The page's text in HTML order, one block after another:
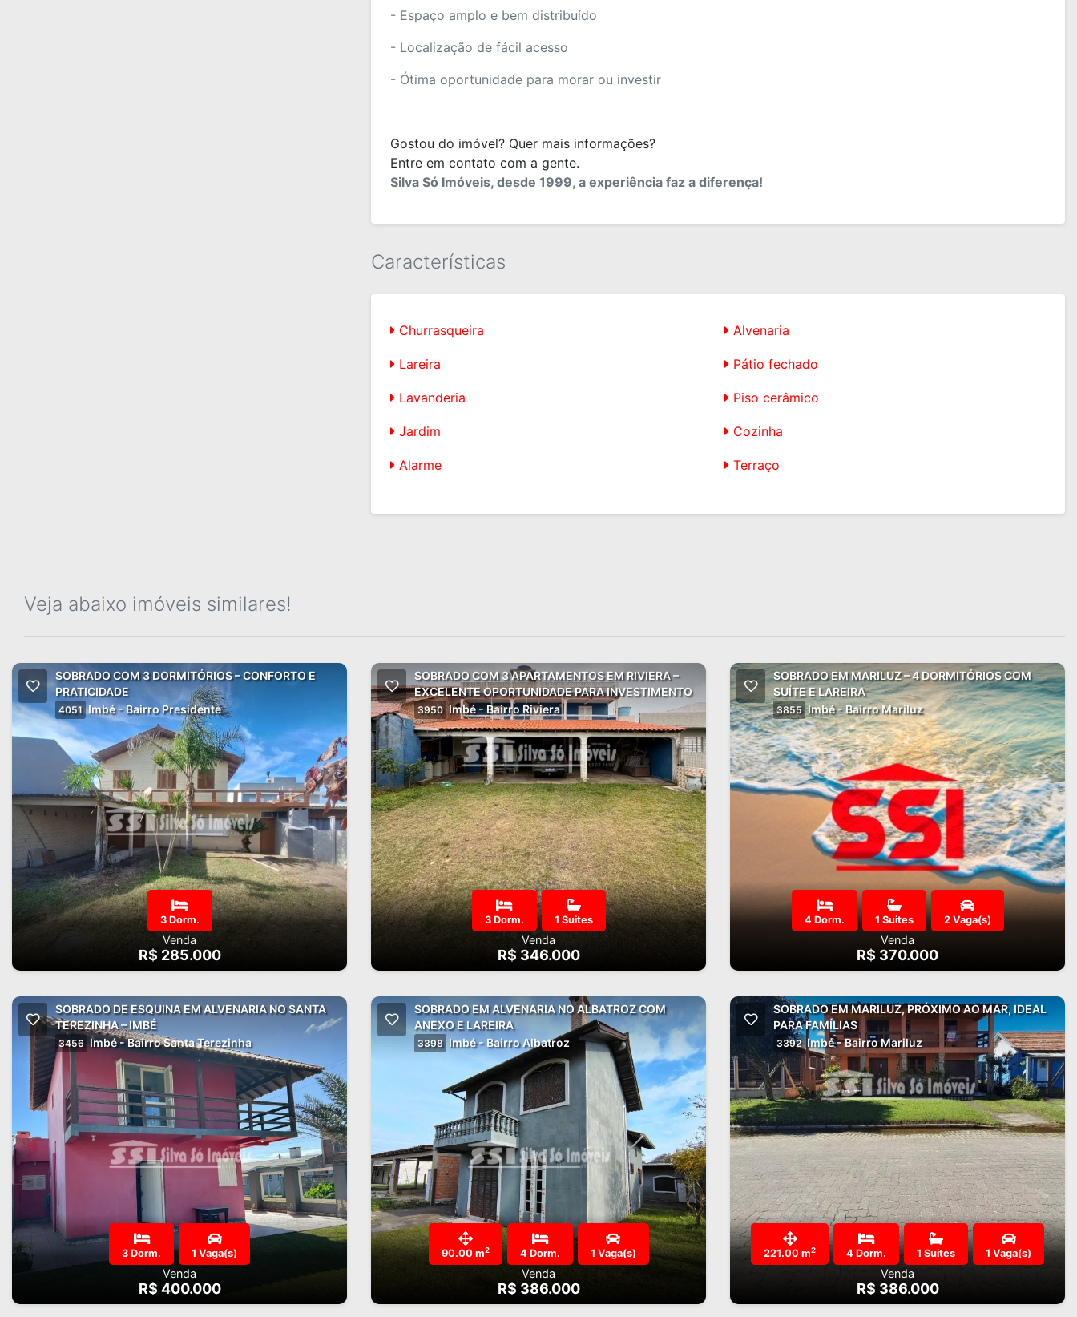
- Espaço amplo e bem distribuído
- Localização de fácil acesso
- Ótima oportunidade para morar ou investir
Gostou do imóvel? Quer mais informações?
Entre em contato com a gente.
Silva Só Imóveis, desde 1999, a experiência faz a diferença!
Características
Churrasqueira
Lareira
Lavanderia
Jardim
Alarme
Alvenaria
Pátio fechado
Piso cerâmico
Cozinha
Terraço
Veja abaixo imóveis similares!
SOBRADO COM 3 DORMITÓRIOS – CONFORTO E
PRATICIDADE
4051 Imbé - Bairro Presidente
3 Dorm.
Venda
R$ 285.000
SOBRADO COM 3 APARTAMENTOS EM RIVIERA –
EXCELENTE OPORTUNIDADE PARA INVESTIMENTO
3950 Imbé - Bairro Riviera
3 Dorm. 1 Suites
Venda
R$ 346.000
SOBRADO EM MARILUZ – 4 DORMITÓRIOS COM
SUÍTE E LAREIRA
3855 Imbé - Bairro Mariluz
4 Dorm. 1 Suites 2 Vaga(s)
Venda
R$ 370.000
SOBRADO DE ESQUINA EM ALVENARIA NO SANTA
TEREZINHA – IMBÉ
3456 Imbé - Bairro Santa Terezinha
3 Dorm. 1 Vaga(s)
Venda
R$ 400.000
SOBRADO EM ALVENARIA NO ALBATROZ COM
ANEXO E LAREIRA
3398 Imbé - Bairro Albatroz
90.00 m2 4 Dorm. 1 Vaga(s)
Venda
R$ 386.000
SOBRADO EM MARILUZ, PRÓXIMO AO MAR, IDEAL
PARA FAMÍLIAS
3392 Imbé - Bairro Mariluz
221.00 m2 4 Dorm. 1 Suites 1 Vaga(s)
Venda
R$ 386.000